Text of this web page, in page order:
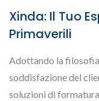
Xinda: Il Tuo
Primaverili
Adottando la
soddisfazione del
soluzioni di